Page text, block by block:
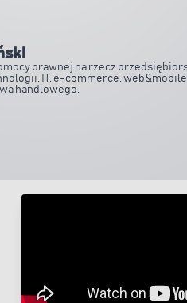
prawnej na rzecz
IT, e-commerce,
handlowego.